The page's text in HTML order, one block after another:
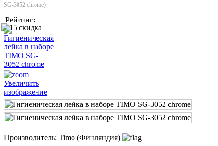
SG-3052 chrome)
Рейтинг:
Увеличить
изображение
Производитель: Timo (Финляндия)